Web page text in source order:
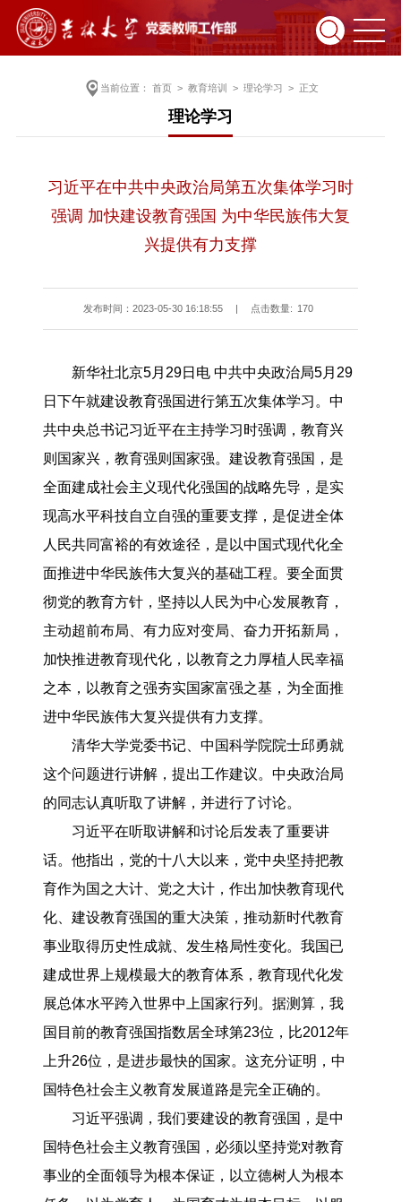
当前位置： 首页> 教育培训 > 理论学习 > 正文
理论学习
习近平在中共中央政治局第五次集体学习时
强调 加快建设教育强国 为中华民族伟大复
兴提供有力支撑
发布时间：2023-05-30 16:18:55 点击数量: 170
新华社北京5月29日电 中共中央政治局5月29
日下午就建设教育强国进行第五次集体学习。中
共中央总书记习近平在主持学习时强调，教育兴
则国家兴，教育强则国家强。建设教育强国，是
全面建成社会主义现代化强国的战略先导，是实
现高水平科技自立自强的重要支撑，是促进全体
人民共同富裕的有效途径，是以中国式现代化全
面推进中华民族伟大复兴的基础工程。要全面贯
彻党的教育方针，坚持以人民为中心发展教育，
主动超前布局、有力应对变局、奋力开拓新局，
加快推进教育现代化，以教育之力厚植人民幸福
之本，以教育之强夯实国家富强之基，为全面推
进中华民族伟大复兴提供有力支撑。
清华大学党委书记、中国科学院院士邱勇就
这个问题进行讲解，提出工作建议。中央政治局
的同志认真听取了讲解，并进行了讨论。
习近平在听取讲解和讨论后发表了重要讲
话。他指出，党的十八大以来，党中央坚持把教
育作为国之大计、党之大计，作出加快教育现代
化、建设教育强国的重大决策，推动新时代教育
事业取得历史性成就、发生格局性变化。我国已
建成世界上规模最大的教育体系，教育现代化发
展总体水平跨入世界中上国家行列。据测算，我
国目前的教育强国指数居全球第23位，比2012年
上升26位，是进步最快的国家。这充分证明，中
国特色社会主义教育发展道路是完全正确的。
习近平强调，我们要建设的教育强国，是中
国特色社会主义教育强国，必须以坚持党对教育
事业的全面领导为根本保证，以立德树人为根本